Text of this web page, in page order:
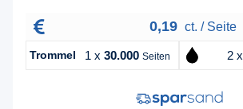
0,19 ct. / Seite
Trommel 1 x 30.000 Seiten 2 x